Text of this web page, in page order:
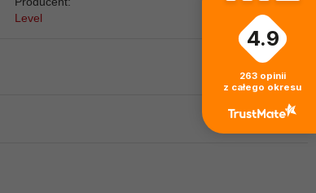
Level
4.9
263 opinii
z całego okresu